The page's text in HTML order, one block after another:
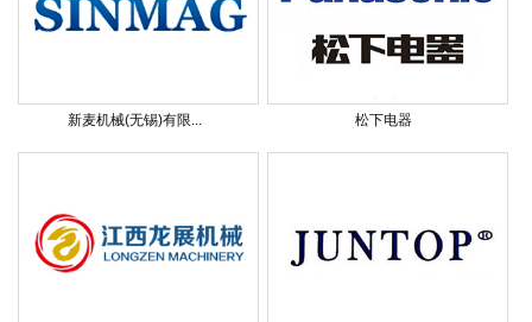
新麦机械(无锡)有限... 松下电器